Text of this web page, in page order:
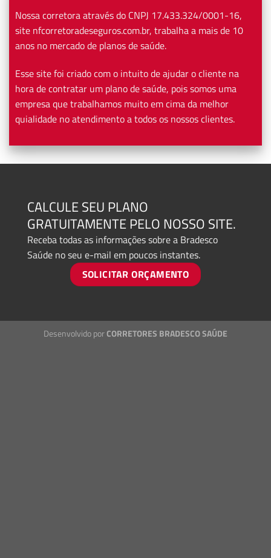
Nossa corretora através do CNPJ 17.433.324/0001-16,
site nfcorretoradeseguros.com.br, trabalha a mais de 10
anos no mercado de planos de saúde.
Esse site foi criado com o intuito de ajudar o cliente na
hora de contratar um plano de saúde, pois somos uma
empresa que trabalhamos muito em cima da melhor
quialidade no atendimento a todos os nossos clientes.
CALCULE SEU PLANO
GRATUITAMENTE PELO NOSSO SITE.
Receba todas as informações sobre a Bradesco
Saúde no seu e-mail em poucos instantes.
SOLICITAR ORÇAMENTO
Desenvolvido porCORRETORES BRADESCO SAÚDE